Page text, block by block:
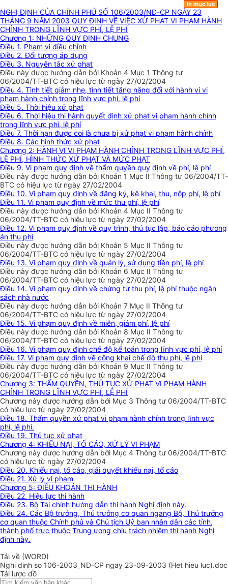
In mục lục
NGHỊ ĐỊNH CỦA CHÍNH PHỦ SỐ 106/2003/NĐ-CP NGÀY 23
THÁNG 9 NĂM 2003 QUY ĐỊNH VỀ VIỆC XỬ PHẠT VI PHẠM HÀNH
CHÍNH TRONG LĨNH VỰC PHÍ, LỆ PHÍ
Chương 1: NHỮNG QUY ĐỊNH CHUNG
Điều 1. Phạm vi điều chỉnh
Điều 2. Đối tượng áp dụng
Điều 3. Nguyên tắc xử phạt
Điều này được hướng dẫn bởi Khoản 4 Mục 1 Thông tư
06/2004/TT-BTC có hiệu lực từ ngày 27/02/2004
Điều 4. Tình tiết giảm nhẹ, tình tiết tăng nặng đối với hành vi vi
phạm hành chính trong lĩnh vực phí, lệ phí
Điều 5. Thời hiệu xử phạt
Điều 6. Thời hiệu thi hành quyết định xử phạt vi phạm hành chính
trong lĩnh vực phí, lệ phí
Điều 7. Thời hạn được coi là chưa bị xử phạt vi phạm hành chính
Điều 8. Các hình thức xử phạt
Chương 2: HÀNH VI VI PHẠM HÀNH CHÍNH TRONG LĨNH VỰC PHÍ,
LỆ PHÍ, HÌNH THỨC XỬ PHẠT VÀ MỨC PHẠT
Điều 9. Vi phạm quy định về thẩm quyền quy định về phí, lệ phí
Điều này được hướng dẫn bởi Khoản 1 Mục II Thông tư 06/2004/TT-
BTC có hiệu lực từ ngày 27/02/2004
Điều 10. Vi phạm quy định về đăng ký, kê khai, thu, nộp phí, lệ phí
Điều 11. Vi phạm quy định về mức thu phí, lệ phí
Điều này được hướng dẫn bởi Khoản 4 Mục II Thông tư
06/2004/TT-BTC có hiệu lực từ ngày 27/02/2004
Điều 12. Vi phạm quy định về quy trình, thủ tục lập, báo cáo phương
án thu phí
Điều này được hướng dẫn bởi Khoản 5 Mục II Thông tư
06/2004/TT-BTC có hiệu lực từ ngày 27/02/2004
Điều 13. Vi phạm quy định về quản lý, sử dụng tiền phí, lệ phí
Điều này được hướng dẫn bởi Khoản 6 Mục II Thông tư
06/2004/TT-BTC có hiệu lực từ ngày 27/02/2004
Điều 14. Vi phạm quy định về chứng từ thu phí, lệ phí thuộc ngân
sách nhà nước
Điều này được hướng dẫn bởi Khoản 7 Mục II Thông tư
06/2004/TT-BTC có hiệu lực từ ngày 27/02/2004
Điều 15. Vi phạm quy định về miễn, giảm phí, lệ phí
Điều này được hướng dẫn bởi Khoản 8 Mục II Thông tư
06/2004/TT-BTC có hiệu lực từ ngày 27/02/2004
Điều 16. Vi phạm quy định chế độ kế toán trong lĩnh vực phí, lệ phí
Điều 17. Vi phạm quy định về công khai chế độ thu phí, lệ phí
Điều này được hướng dẫn bởi Khoản 9 Mục II Thông tư
06/2004/TT-BTC có hiệu lực từ ngày 27/02/2004
Chương 3: THẨM QUYỀN, THỦ TỤC XỬ PHẠT VI PHẠM HÀNH
CHÍNH TRONG LĨNH VỰC PHÍ, LỆ PHÍ
Chương này được hướng dẫn bởi Mục 3 Thông tư 06/2004/TT-BTC
có hiệu lực từ ngày 27/02/2004
Điều 18. Thẩm quyền xử phạt vi phạm hành chính trong lĩnh vực
phí, lệ phí.
Điều 19. Thủ tục xử phạt
Chương 4: KHIẾU NẠI, TỐ CÁO, XỬ LÝ VI PHẠM
Chương này được hướng dẫn bởi Mục 4 Thông tư 06/2004/TT-BTC
có hiệu lực từ ngày 27/02/2004
Điều 20. Khiếu nại, tố cáo, giải quyết khiếu nại, tố cáo
Điều 21. Xử lý vi phạm
Chương 5: ĐIỀU KHOẢN THI HÀNH
Điều 22. Hiệu lực thi hành
Điều 23. Bộ Tài chính hướng dẫn thi hành Nghị định này.
Điều 24. Các Bộ trưởng, Thủ trưởng cơ quan ngang Bộ, Thủ trưởng
cơ quan thuộc Chính phủ và Chủ tịch Uỷ ban nhân dân các tỉnh,
thành phố trực thuộc Trung ương chịu trách nhiệm thi hành Nghị
định này.
Tải về (WORD)
Nghi dinh so 106-2003_ND-CP ngay 23-09-2003 (Het hieu luc).doc
Tải lược đồ